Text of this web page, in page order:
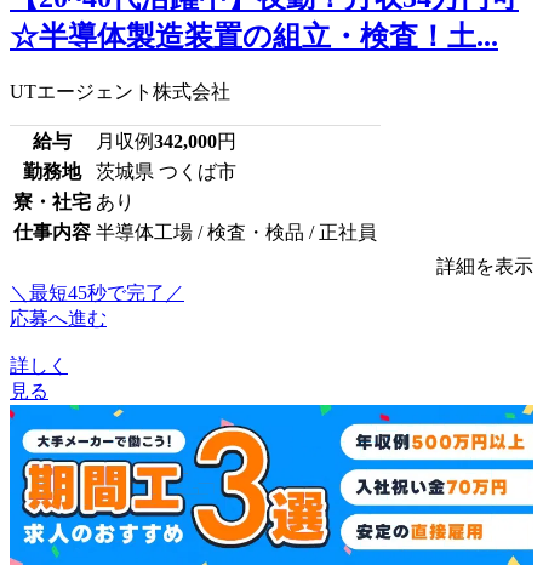
☆半導体製造装置の組立・検査！土...
UTエージェント株式会社
給与 月収例342,000円
勤務地
茨城県 つくば市
寮・社宅 あり
仕事内容 半導体工場 / 検査・検品 / 正社員
詳細を表示
＼最短45秒で完了／
応募へ進む
詳しく
見る